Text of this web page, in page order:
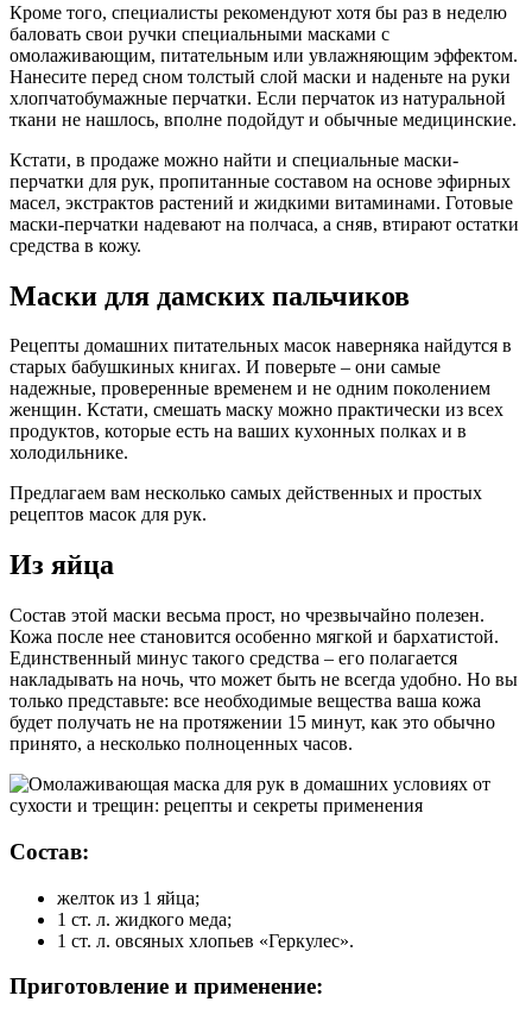
Кроме того, специалисты рекомендуют хотя бы раз в неделю
баловать свои ручки специальными масками с
омолаживающим, питательным или увлажняющим эффектом.
Нанесите перед сном толстый слой маски и наденьте на руки
хлопчатобумажные перчатки. Если перчаток из натуральной
ткани не нашлось, вполне подойдут и обычные медицинские.
Кстати, в продаже можно найти и специальные маски-
перчатки для рук, пропитанные составом на основе эфирных
масел, экстрактов растений и жидкими витаминами. Готовые
маски-перчатки надевают на полчаса, а сняв, втирают остатки
средства в кожу.
Маски для дамских пальчиков
Рецепты домашних питательных масок наверняка найдутся в
старых бабушкиных книгах. И поверьте – они самые
надежные, проверенные временем и не одним поколением
женщин. Кстати, смешать маску можно практически из всех
продуктов, которые есть на ваших кухонных полках и в
холодильнике.
Предлагаем вам несколько самых действенных и простых
рецептов масок для рук.
Из яйца
Состав этой маски весьма прост, но чрезвычайно полезен.
Кожа после нее становится особенно мягкой и бархатистой.
Единственный минус такого средства – его полагается
накладывать на ночь, что может быть не всегда удобно. Но вы
только представьте: все необходимые вещества ваша кожа
будет получать не на протяжении 15 минут, как это обычно
принято, а несколько полноценных часов.
Состав:
желток из 1 яйца;
1 ст. л. жидкого меда;
1 ст. л. овсяных хлопьев «Геркулес».
Приготовление и применение: